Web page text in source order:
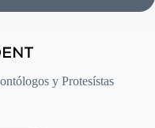
y Protesístas